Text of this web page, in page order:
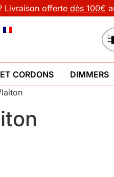
Livraison offerte dès 100€
CORDONS DIMMERS